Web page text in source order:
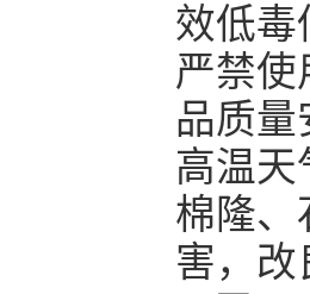
效低毒
严禁使
品质量
高温天
棉隆、
害，改